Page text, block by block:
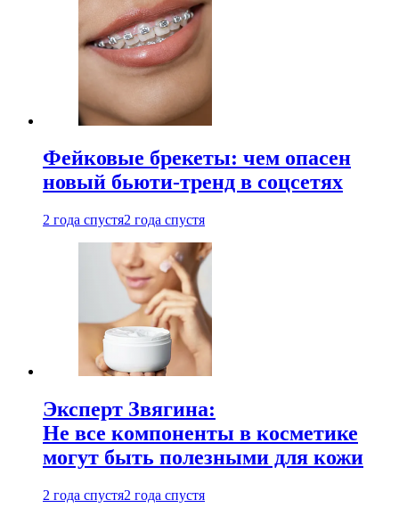
Фейковые брекеты: чем опасен
новый бьюти-тренд в соцсетях
2 года спустя2 года спустя
Эксперт Звягина:
Не все компоненты в косметике
могут быть полезными для кожи
2 года спустя2 года спустя